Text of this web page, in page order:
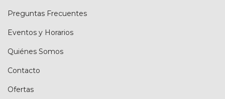
Preguntas Frecuentes
Eventos y Horarios
Quiénes Somos
Contacto
Ofertas